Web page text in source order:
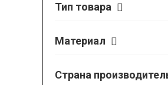
Тип товара
Материал
Страна